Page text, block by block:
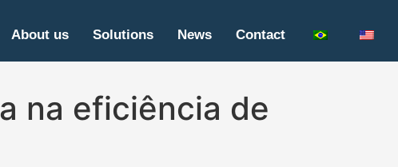
About us Solutions News Contact
na eficiência de